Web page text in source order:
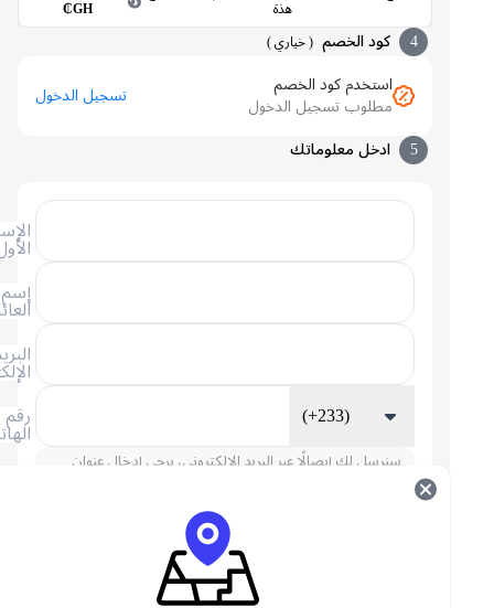
GH₵
كود الخصم (خياري )
استخدم كود الخصم
مطلوب تسجيل الدخول
تسجيل الدخول
ادخل معلوماتك
العائلة
الإلكتروني
الهاتف
(+233)
سنرسل لك إيصالًا عبر البريد الإلكتروني، يرجى إدخال عنوان
بريدك الإلكتروني.
شحن رصيد دلتا فورس العالمي FAQ